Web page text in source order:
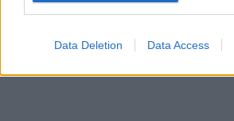
Data Deletion Data Access